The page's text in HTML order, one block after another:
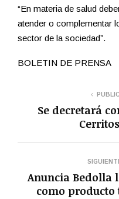
“En materia de salud
atender o complementar
sector de la sociedad”.
BOLETIN DE PRENSA
Se decretará
Anuncia Bedolla
como